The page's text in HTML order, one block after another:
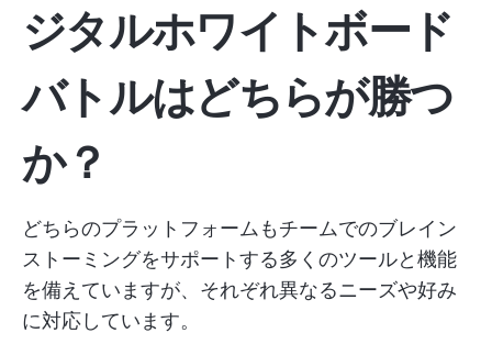
ジタルホワイトボード
バトルはどちらが勝つ
か？
どちらのプラットフォームもチームでのブレイン
ストーミングをサポートする多くのツールと機能
を備えていますが、それぞれ異なるニーズや好み
に対応しています。